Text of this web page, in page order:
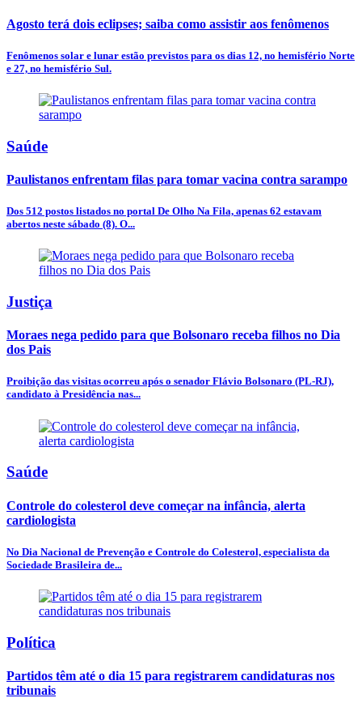
Agosto terá dois eclipses; saiba como assistir aos fenômenos
Fenômenos solar e lunar estão previstos para os dias 12, no hemisfério Norte
e 27, no hemisfério Sul.
Saúde
Paulistanos enfrentam filas para tomar vacina contra sarampo
Dos 512 postos listados no portal De Olho Na Fila, apenas 62 estavam
abertos neste sábado (8). O...
Justiça
Moraes nega pedido para que Bolsonaro receba filhos no Dia
dos Pais
Proibição das visitas ocorreu após o senador Flávio Bolsonaro (PL-RJ),
candidato à Presidência nas...
Saúde
Controle do colesterol deve começar na infância, alerta
cardiologista
No Dia Nacional de Prevenção e Controle do Colesterol, especialista da
Sociedade Brasileira de...
Política
Partidos têm até o dia 15 para registrarem candidaturas nos
tribunais